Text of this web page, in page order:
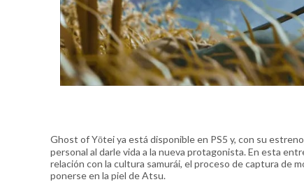
Ghost of Yōtei ya está disponible en PS5 y, con su
personal al darle vida a la nueva protagonista. En esta
relación con la cultura samurái, el proceso de captura de
ponerse en la piel de Atsu.